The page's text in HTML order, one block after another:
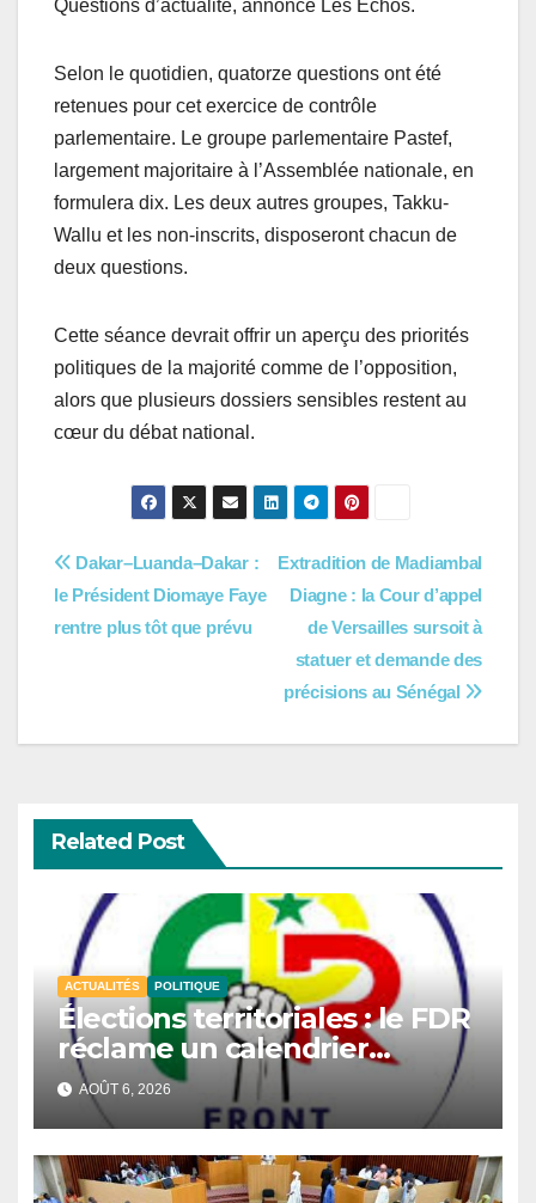
Questions d’actualité, annonce Les Échos.
Selon le quotidien, quatorze questions ont été
retenues pour cet exercice de contrôle
parlementaire. Le groupe parlementaire Pastef,
largement majoritaire à l’Assemblée nationale, en
formulera dix. Les deux autres groupes, Takku-
Wallu et les non-inscrits, disposeront chacun de
deux questions.
Cette séance devrait offrir un aperçu des priorités
politiques de la majorité comme de l’opposition,
alors que plusieurs dossiers sensibles restent au
cœur du débat national.
Navigation
de
Extradition de Madiambal
Diagne : la Cour d’appel
de Versailles sursoit à
statuer et demande des
précisions au Sénégal
Dakar–Luanda–Dakar :
le Président Diomaye Faye
rentre plus tôt que prévu
Related Post
ACTUALITÉS POLITIQUE
Élections territoriales : le FDR
réclame un calendrier
électoral et redoute un
report du scrutin.
AOÛT 6, 2026